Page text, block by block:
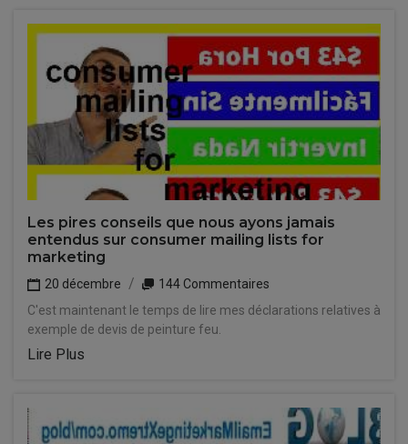
Les pires conseils que nous ayons jamais
entendus sur consumer mailing lists for
marketing
20 décembre
144 Commentaires
C'est maintenant le temps de lire mes déclarations relatives à
exemple de devis de peinture feu.
Lire Plus